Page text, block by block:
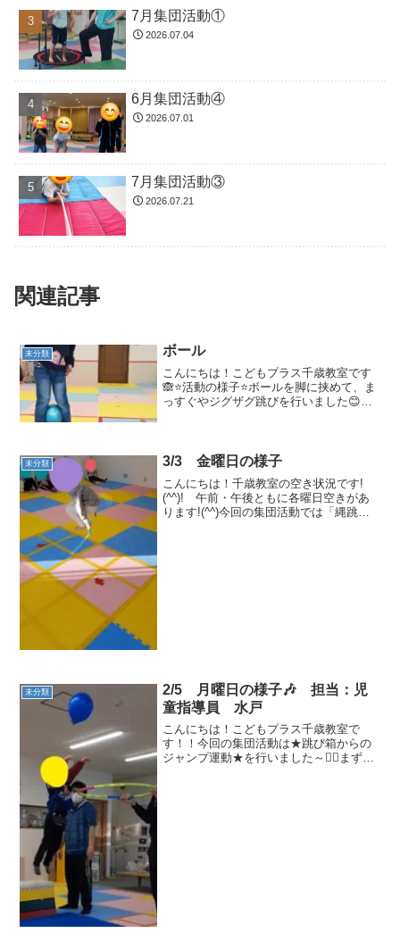
7月集団活動①
2026.07.04
6月集団活動④
2026.07.01
7月集団活動③
2026.07.21
関連記事
未分類 ボール
こんにちは！こどもプラス千歳教室です
🙈⭐活動の様子⭐ボールを脚に挟めて、ま
っすぐやジグザグ跳びを行いました😊ジ
慎重に跳ぶお子さんが多...
未分類 3/3 金曜日の様子
こんにちは！千歳教室の空き状況です!
(^^)! 午前・午後ともに各曜日空きがあ
ります!(^^)今回の集団活動では「縄跳
未分類
2/5 月曜日の様子🎶 担当：児
童指導員 水戸
こんにちは！こどもプラス千歳教室で
す！！今回の集団活動は★跳び箱からの
ジャンプ運動★を行いました～🤸‍♂️まずは